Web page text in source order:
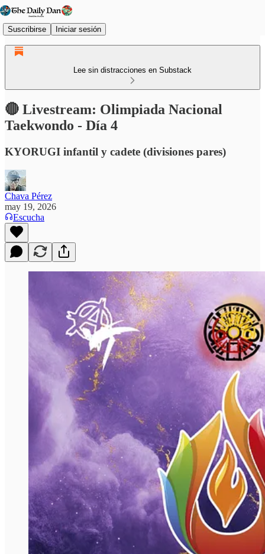
Suscribirse Iniciar sesión
Lee sin distracciones en Substack
🔴 Livestream: Olimpiada Nacional
Taekwondo - Día 4
KYORUGI infantil y cadete (divisiones pares)
Chava Pérez
may 19, 2026
Escucha